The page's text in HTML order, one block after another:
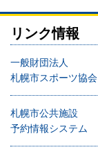
リンク情報
一般財団法人
札幌市スポーツ協会
札幌市公共施設
予約情報システム